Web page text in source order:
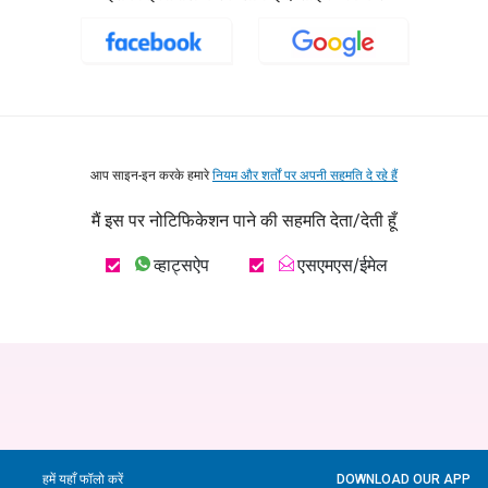
आप साइन-इन करके हमारेनियम और शर्तों पर अपनी सहमति दे रहे हैं
मैं इस पर नोटिफिकेशन पाने की सहमति देता/देती हूँ
व्हाट्सऐप एसएमएस/ईमेल
हमें यहाँ फॉलो करें DOWNLOAD OUR APP